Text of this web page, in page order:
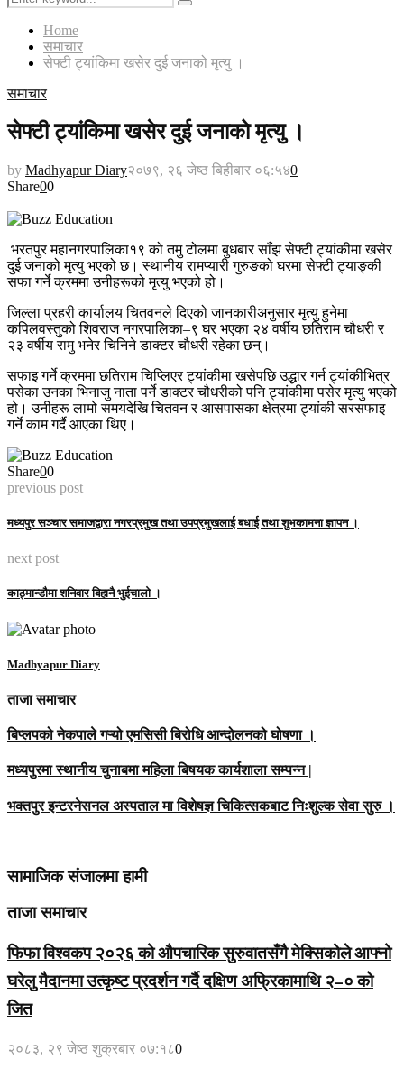
for:
Search
Home
समाचार
सेफ्टी ट्यांकिमा खसेर दुई जनाको मृत्यु ।
समाचार
सेफ्टी ट्यांकिमा खसेर दुई जनाको मृत्यु ।
by Madhyapur Diary२०७९, २६ जेष्ठ बिहीबार ०६:५४0
Share00
भरतपुर महानगरपालिका१९ को तमु टोलमा बुधबार साँझ सेफ्टी ट्यांकीमा खसेर
दुई जनाको मृत्यु भएको छ। स्थानीय रामप्यारी गुरुङको घरमा सेफ्टी ट्याङ्की
सफा गर्ने क्रममा उनीहरूको मृत्यु भएको हो।
जिल्ला प्रहरी कार्यालय चितवनले दिएको जानकारीअनुसार मृत्यु हुनेमा
कपिलवस्तुको शिवराज नगरपालिका–९ घर भएका २४ वर्षीय छतिराम चौधरी र
२३ वर्षीय रामु भनेर चिनिने डाक्टर चौधरी रहेका छन्।
सफाइ गर्ने क्रममा छतिराम चिप्लिएर ट्यांकीमा खसेपछि उद्धार गर्न ट्यांकीभित्र
पसेका उनका भिनाजु नाता पर्ने डाक्टर चौधरीको पनि ट्यांकीमा पसेर मृत्यु भएको
हो। उनीहरू लामो समयदेखि चितवन र आसपासका क्षेत्रमा ट्यांकी सरसफाइ
गर्ने काम गर्दै आएका थिए।
Share00
previous post
मध्यपुर सञ्चार समाजद्वारा नगरप्रमुख तथा उपप्रमुखलाई बधाई तथा शुभकामना ज्ञापन ।
next post
काठ्मान्डौमा शनिवार बिहानै भुईचालो ।
Madhyapur Diary
ताजा समाचार
बिप्लपको नेकपाले गऱ्यो एमसिसी बिरोधि आन्दोलनको घोषणा ।
मध्यपुरमा स्थानीय चुनाबमा महिला बिषयक कार्यशाला सम्पन्न |
भक्तपुर इन्टरनेसनल अस्पताल मा विशेषज्ञ चिकित्सकबाट निःशुल्क सेवा सुरु ।
सामाजिक संजालमा हामी
ताजा समाचार
फिफा विश्वकप २०२६ को औपचारिक सुरुवातसँगै मेक्सिकोले आफ्नो
घरेलु मैदानमा उत्कृष्ट प्रदर्शन गर्दै दक्षिण अफ्रिकामाथि २–० को
जित
२०८३, २९ जेष्ठ शुक्रबार ०७:१८0